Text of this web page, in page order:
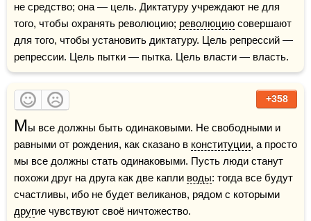
не средство; она — цель. Диктатуру учреждают не для
того, чтобы охранять революцию; революцию совершают
для того, чтобы установить диктатуру. Цель репрессий —
репрессии. Цель пытки — пытка. Цель власти — власть.
+358
Мы все должны быть одинаковыми. Не свободными и
равными от рождения, как сказано в конституции, а просто
мы все должны стать одинаковыми. Пусть люди станут
похожи друг на друга как две капли воды: тогда все будут
другие чувствуют своё ничтожество.